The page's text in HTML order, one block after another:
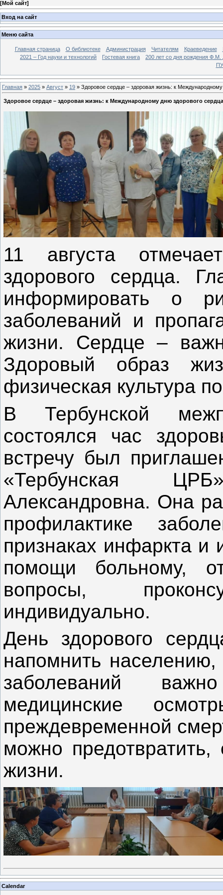
[Мой сайт]
Вход на сайт
Меню сайта
Главная страница О библиотеке Администрация Читателям Краеведение
2021 – Год науки и технологий
Гостевая книга
200 лет со дня рождения Ф.М.
Главная » 2025 » Август » 19 » Здоровое сердце – здоровая жизнь: к
Здоровое сердце – здоровая жизнь: к Международному дню здорового сердца
11 августа
здорового сердца.
информировать о
заболеваний и
жизни. Сердце –
Здоровый образ
физическая культура
В Тербунской
состоялся час
встречу был
«Тербунская
Александровна. Она
профилактике
признаках инфаркта и
помощи больному,
вопросы,
индивидуально.
День здорового
напомнить
заболеваний
медицинские
преждевременной
можно
жизни.
Calendar